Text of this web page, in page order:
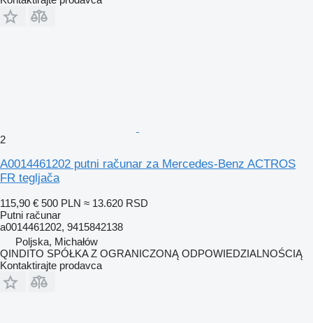
2
A0014461202 putni računar za Mercedes-Benz ACTROS
FR tegljača
115,90 € 500 PLN ≈ 13.620 RSD
Putni računar
a0014461202, 9415842138
Poljska, Michałów
QINDITO SPÓŁKA Z OGRANICZONĄ ODPOWIEDZIALNOŚCIĄ
Kontaktirajte prodavca